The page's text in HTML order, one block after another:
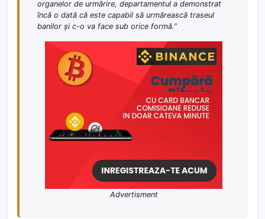
organelor de urmărire, departamentul a demonstrat
încă o dată că este capabil să urmărească traseul
banilor și c-o va face sub orice formă.”
Advertisment